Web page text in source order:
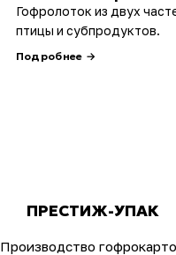
Гофролоток из двух
птицы и субпродуктов.
Подробнее →
ПРЕСТИЖ-УПАК
Производство